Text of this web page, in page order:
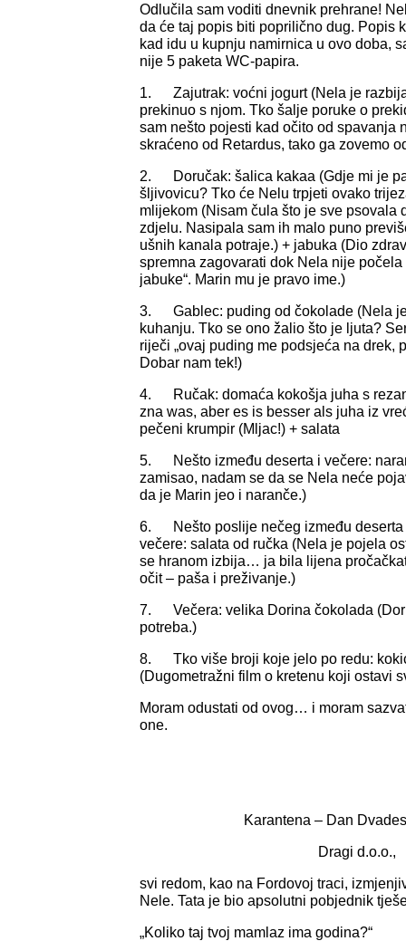
Odlučila sam voditi dnevnik prehrane!
da će taj popis biti poprilično dug. Popis
kad idu u kupnju namirnica u ovo doba,
nije 5 paketa WC-papira.
1. Zajutrak: voćni jogurt (Nela je
prekinuo s njom. Tko šalje poruke o
sam nešto pojesti kad očito od spavanja
skraćeno od Retardus, tako ga zovemo
2. Doručak: šalica kakaa (Gdje mi je
šljivovicu? Tko će Nelu trpjeti ovako
mlijekom (Nisam čula što je sve psovala
zdjelu. Nasipala sam ih malo puno
ušnih kanala potraje.) + jabuka (Dio
spremna zagovarati dok Nela nije počela
jabuke“. Marin mu je pravo ime.)
3. Gablec: puding od čokolade (Nela
kuhanju. Tko se ono žalio što je ljuta?
riječi „ovaj puding me podsjeća na drek,
Dobar nam tek!)
4. Ručak: domaća kokošja juha s
zna was, aber es is besser als juha iz
pečeni krumpir (Mljac!) + salata
5. Nešto između deserta i večere:
zamisao, nadam se da se Nela neće
da je Marin jeo i naranče.)
6. Nešto poslije nečeg između deserta
večere: salata od ručka (Nela je pojela
se hranom izbija… ja bila lijena
očit – paša i preživanje.)
7. Večera: velika Dorina čokolada
potreba.)
8. Tko više broji koje jelo po redu:
(Dugometražni film o kretenu koji ostavi
Moram odustati od ovog… i moram
one.
Karantena – Dan
Dragi d.o.o.,
svi redom, kao na Fordovoj traci,
Nele. Tata je bio apsolutni pobjednik
„Koliko taj tvoj mamlaz ima godina?“